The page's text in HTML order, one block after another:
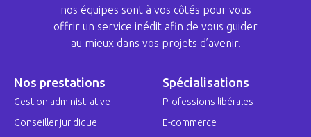
nos équipes sont à vos côtés pour vous
offrir un service inédit afin de vous guider
au mieux dans vos projets d’avenir.
Nos prestations
Gestion administrative
Conseiller juridique
Spécialisations
Professions libérales
E-commerce